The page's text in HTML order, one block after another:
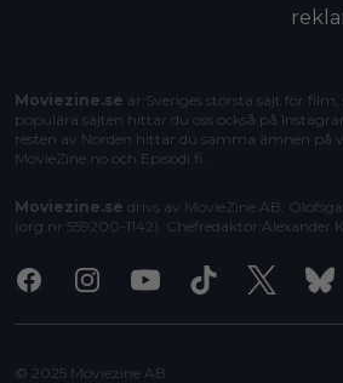
Moviezine.se är Sveriges största sajt för film,
populära sajten hittar du oss också på
resten av Norden hittar du samma ämnen på
MovieZine.no och Episodi.fi
Moviezine.se drivs av MovieZine AB,
(org.nr 559200-1142). Chefredaktör Alexander
FacebookInstagramYoutubeTiktok X
© 2025 Moviezine AB